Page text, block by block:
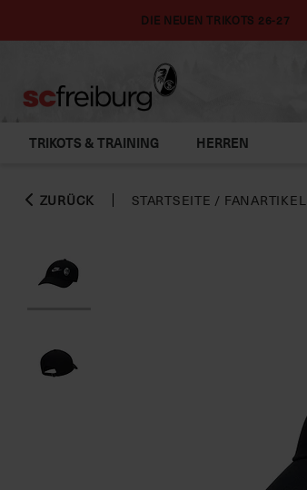
DIE NEUEN TRIKOTS 26-27
TRIKOTS & TRAINING HERREN
ZURÜCK STARTSEITE / FANARTIKEL